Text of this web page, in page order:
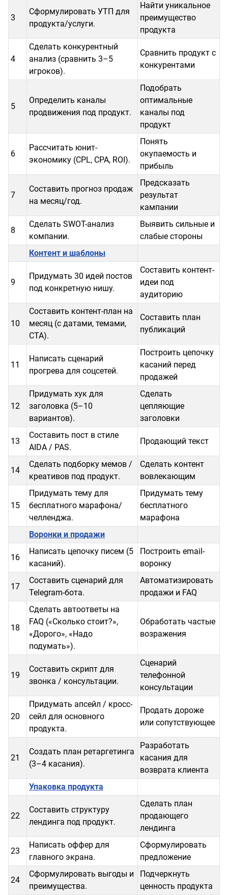
3
Сформулировать УТП для
продукта/услуги.
Найти уникальное
преимущество
продукта
4
Сделать конкурентный
анализ (сравнить 3–5
игроков).
Сравнить продукт с
конкурентами
5
Определить каналы
продвижения под продукт.
Подобрать
оптимальные
каналы под
продукт
6
Рассчитать юнит-
экономику (CPL, CPA, ROI).
Понять
окупаемость и
прибыль
7
Составить прогноз продаж
на месяц/год.
Предсказать
результат
кампании
8
Сделать SWOT-анализ
компании.
Выявить сильные и
слабые стороны
Контент и шаблоны
9
Придумать 30 идей постов
под конкретную нишу.
Составить контент-
идеи под
аудиторию
10
Составить контент-план на
месяц (с датами, темами,
CTA).
Составить план
публикаций
11
Написать сценарий
прогрева для соцсетей.
Построить цепочку
касаний перед
продажей
12
Придумать хук для
заголовка (5–10
вариантов).
Сделать
цепляющие
заголовки
13
Составить пост в стиле
AIDA / PAS.
Продающий текст
14
Сделать подборку мемов /
креативов под продукт.
Сделать контент
вовлекающим
15
Придумать тему для
бесплатного марафона/
челленджа.
Придумать тему
бесплатного
марафона
Воронки и продажи
16
Написать цепочку писем (5
касаний).
Построить email-
воронку
17
Составить сценарий для
Telegram-бота.
Автоматизировать
продажи и FAQ
18
Сделать автоответы на
FAQ («Сколько стоит?»,
«Дорого», «Надо
подумать»).
Обработать частые
возражения
19
Составить скрипт для
звонка / консультации.
Сценарий
телефонной
консультации
20
Придумать апсейл / кросс-
сейл для основного
продукта.
Продать дороже
или сопутствующее
21
Создать план ретаргетинга
(3–4 касания).
Разработать
касания для
возврата клиента
Упаковка продукта
22
Составить структуру
лендинга под продукт.
Сделать план
продающего
лендинга
23
Написать оффер для
главного экрана.
Сформулировать
предложение
24
Сформулировать выгоды и
преимущества.
Подчеркнуть
ценность продукта